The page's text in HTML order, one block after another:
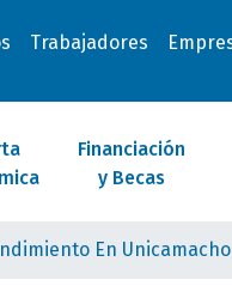
Trabajadores
Financiación
y Becas
En Unicamacho